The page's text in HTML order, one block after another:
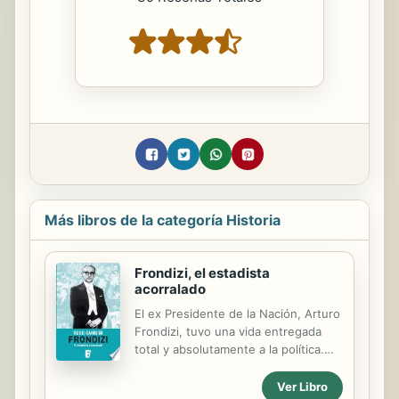
Más libros de la categoría Historia
Frondizi, el estadista
acorralado
El ex Presidente de la Nación, Arturo
Frondizi, tuvo una vida entregada
total y absolutamente a la política.
prolijidad, con esmero. Confiaba en
Ver Libro